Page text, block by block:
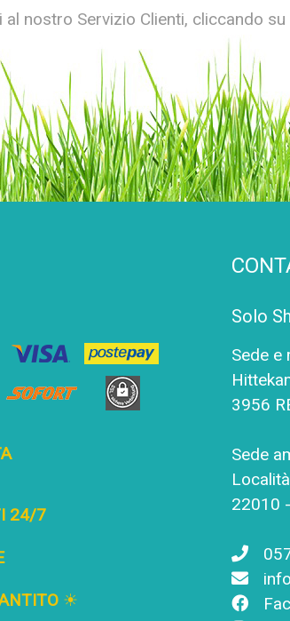
al nostro Servizio Clienti, cliccando su
24/7
☀
Solo
Sede e
3956
Sede
22010